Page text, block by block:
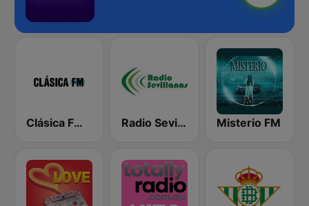
Clásica FM Radio Radio Sevillanas Misterio FM